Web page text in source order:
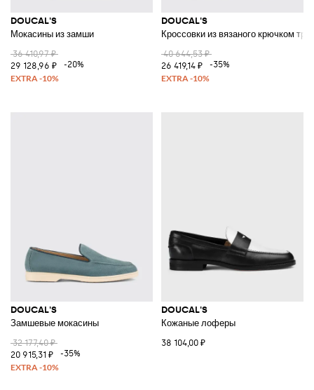
DOUCAL'S
Мокасины из замши
36 410,97 ₽
29 128,96 ₽
-20%
DOUCAL'S
Кроссовки из вязаного крючком
40 644,53 ₽
26 419,14 ₽
-35%
DOUCAL'S
Замшевые мокасины
32 177,40 ₽
20 915,31 ₽
-35%
DOUCAL'S
Кожаные лоферы
38 104,00 ₽